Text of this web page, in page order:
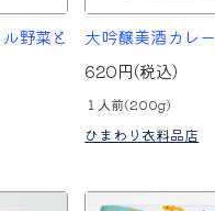
野菜と
大吟醸美酒カレー
620円(税込)
１人前(200g)
ひまわり衣料品店